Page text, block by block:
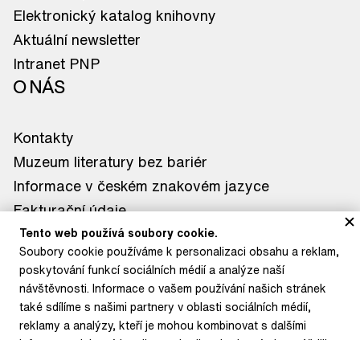
Elektronický katalog knihovny
Aktuální newsletter
Intranet PNP
O NÁS
Kontakty
Muzeum literatury bez bariér
Informace v českém znakovém jazyce
Fakturační údaje
Tiskové zprávy
Kontakt pro média
KDE NÁS NAJDETE
Muzeum literatury
Tento web používá soubory cookie.
Soubory cookie používáme k personalizaci obsahu a reklam,
poskytování funkcí sociálních médií a analýze naší
návštěvnosti. Informace o vašem používání našich stránek
také sdílíme s našimi partnery v oblasti sociálních médií,
reklamy a analýzy, kteří je mohou kombinovat s dalšími